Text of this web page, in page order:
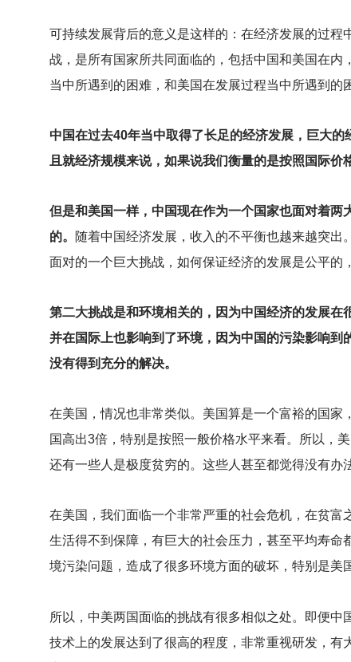
可持续发展背后的意义是这样的：在经济发展的过
战，是所有国家所共同面临的，包括中国和美国在
当中所遇到的困难，和美国在发展过程当中所遇到的
中国在过去40年当中取得了长足的经济发展，巨大
且就经济规模来说，如果说我们衡量的是按照国际
但是和美国一样，中国现在作为一个国家也面对着
的。
随着中国经济发展，收入的不平衡也越来越突
面对的一个巨大挑战，如何保证经济的发展是公平的
第二大挑战是和环境相关的，因为中国经济的发展在
并在国际上也影响到了环境，因为中国的污染影响
没有得到充分的解决。
在美国，情况也非常类似。美国算是一个富裕的国
国高出3倍，特别是按照一般价格水平来看。所以，
还有一些人是极度贫穷的。这些人甚至都觉得没有办
在美国，我们面临一个非常严重的社会危机，在贫
生活得不到保障，有巨大的社会压力，甚至平均寿
境污染问题，造成了很多环境方面的破坏，特别是美
所以，中美两国面临的挑战有很多相似之处。即便
技术上的发展达到了很高的程度，非常重视研发，